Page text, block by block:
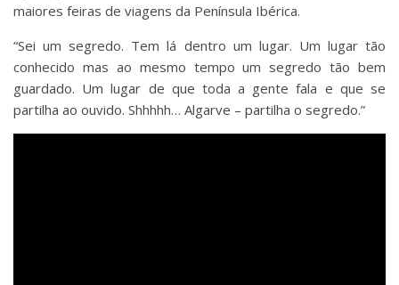
maiores feiras de viagens da Península Ibérica.
“Sei um segredo. Tem lá dentro um lugar. Um lugar tão
conhecido mas ao mesmo tempo um segredo tão bem
guardado. Um lugar de que toda a gente fala e que se
partilha ao ouvido. Shhhhh… Algarve – partilha o segredo.”